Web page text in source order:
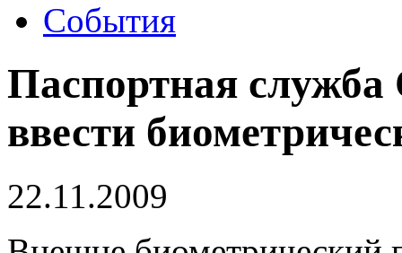
События
Паспортная
ввести
22.11.2009